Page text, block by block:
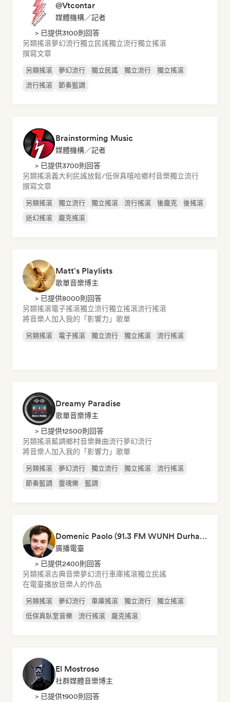
@Vtcontar
媒體機構／記者
> 已提供3100則回答
另類搖滾夢幻流行獨立民謠獨立流行獨立搖滾
撰寫文章
另類搖滾 夢幻流行 獨立民謠 獨立流行
獨立搖滾
流行搖滾
節奏藍調
Brainstorming Music
媒體機構／記者
> 已提供3700則回答
另類搖滾義大利民謠放鬆/低保真嘻哈鄉村音樂獨立流行
撰寫文章
另類搖滾 獨立流行 獨立搖滾 流行搖滾 後龐克
後搖滾
迷幻搖滾
龐克搖滾
Matt's Playlists
歌單音樂博主
> 已提供8000則回答
另類搖滾電子搖滾獨立流行獨立搖滾流行搖滾
將音樂人加入我的「影響力」歌單
另類搖滾 電子搖滾 獨立流行 獨立搖滾 流行搖滾
Dreamy Paradise
歌單音樂博主
> 已提供12500則回答
另類搖滾藍調鄉村音樂舞曲流行夢幻流行
將音樂人加入我的「影響力」歌單
另類搖滾 夢幻流行 獨立流行 獨立搖滾
流行搖滾
節奏藍調
靈魂樂 藍調
Domenic Paolo (91.3 FM WUNH Durham)
廣播電臺
> 已提供2400則回答
另類搖滾古典音樂夢幻流行車庫搖滾獨立民謠
在電臺播放音樂人的作品
另類搖滾 夢幻流行 車庫搖滾 獨立流行
獨立搖滾
低保真臥室音樂
流行搖滾 龐克搖滾
El Mostroso
社群媒體音樂博主
> 已提供1900則回答